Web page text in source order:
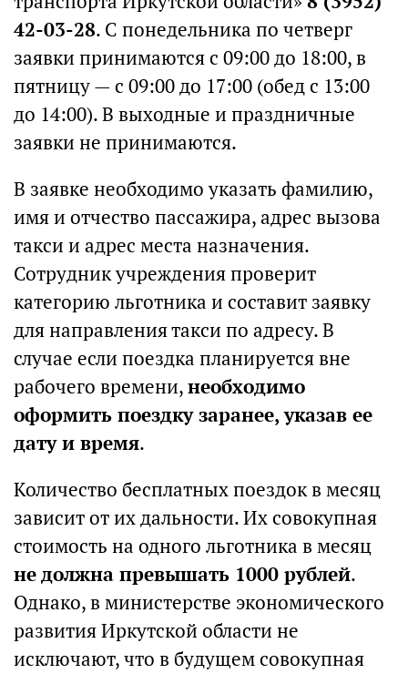
42-03-28. С понедельника по четверг
заявки принимаются с 09:00 до 18:00, в
пятницу — с 09:00 до 17:00 (обед с 13:00
до 14:00). В выходные и праздничные
заявки не принимаются.
В заявке необходимо указать фамилию,
имя и отчество пассажира, адрес вызова
такси и адрес места назначения.
Сотрудник учреждения проверит
категорию льготника и составит заявку
для направления такси по адресу. В
случае если поездка планируется вне
рабочего времени,необходимо
оформить поездку заранее, указав ее
дату и время.
Количество бесплатных поездок в месяц
зависит от их дальности. Их совокупная
стоимость на одного льготника в месяц
не должна превышать 1000 рублей.
Однако, в министерстве экономического
развития Иркутской области не
исключают, что в будущем совокупная